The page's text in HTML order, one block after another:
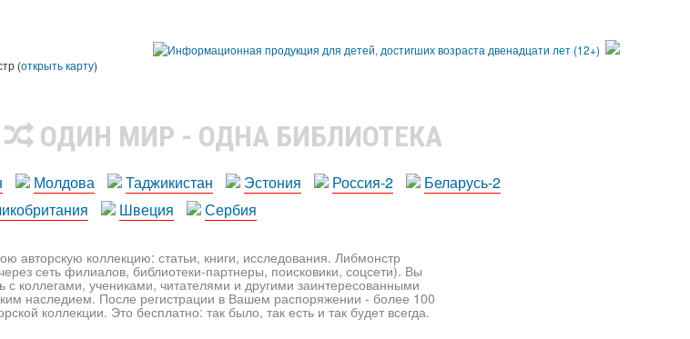
(открыть карту)
ОДИН МИР - ОДНА БИБЛИОТЕКА
Молдова Таджикистан Эстония Россия-2
Беларусь-2
Швеция Сербия
авторскую коллекцию: статьи, книги, исследования. Либмонстр
сеть филиалов, библиотеки-партнеры, поисковики, соцсети). Вы
коллегами, учениками, читателями и другими заинтересованными
наследием. После регистрации в Вашем распоряжении - более 100
коллекции. Это бесплатно: так было, так есть и так будет всегда.